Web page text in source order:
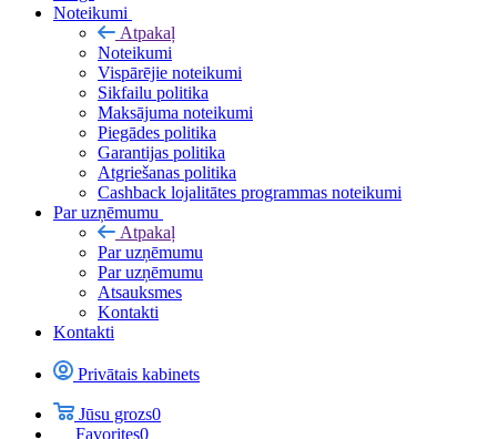
Noteikumi
Atpakaļ
Noteikumi
Vispārējie noteikumi
Sikfailu politika
Maksājuma noteikumi
Piegādes politika
Garantijas politika
Atgriešanas politika
Cashback lojalitātes programmas noteikumi
Par uzņēmumu
Atpakaļ
Par uzņēmumu
Par uzņēmumu
Atsauksmes
Kontakti
Kontakti
Privātais kabinets
Jūsu grozs0
Favorites0